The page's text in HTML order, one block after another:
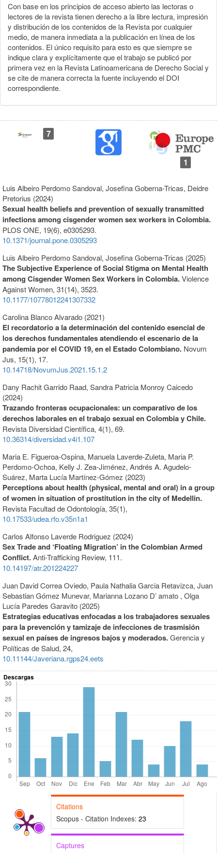
Con base en los principios de acceso abierto las lectoras o
lectores de la revista tienen derecho a la libre lectura, impresión
y distribución de los contenidos de la Revista por cualquier
medio, de manera inmediata a la publicación en línea de los
contenidos. El único requisito para esto es que siempre se
indique clara y explícitamente que el trabajo se publicó por
primera vez en la Revista Latinoamericana de Derecho Social y
se cite de manera correcta la fuente incluyendo el DOI
correspondiente.
7
1
Luis Albeiro Perdomo Sandoval, Josefina Goberna-Tricas, Deidre
Pretorius (2024)
Sexual health beliefs and prevention of sexually transmitted
infections among cisgender women sex workers in Colombia.
PLOS ONE, 19(6), e0305293.
10.1371/journal.pone.0305293
Luis Albeiro Perdomo Sandoval, Josefina Goberna-Tricas (2025)
The Subjective Experience of Social Stigma on Mental Health
among Cisgender Women Sex Workers in Colombia.Violence
Against Women, 31(14), 3523.
10.1177/10778012241307332
Carolina Blanco Alvarado (2021)
El recordatorio a la determinación del contenido esencial de
los derechos fundamentales atendiendo el escenario de la
pandemia por el COVID 19, en el Estado Colombiano. Novum
Jus, 15(1), 17.
10.14718/NovumJus.2021.15.1.2
Dany Rachit Garrido Raad, Sandra Patricia Monroy Caicedo
(2024)
Trazando fronteras ocupacionales: un comparativo de los
derechos laborales en el trabajo sexual en Colombia y Chile.
Revista Diversidad Científica, 4(1), 69.
10.36314/diversidad.v4i1.107
Maria E. Figueroa-Ospina, Manuela Laverde-Zuleta, Maria P.
Perdomo-Ochoa, Kelly J. Zea-Jiménez, Andrés A. Agudelo-
Suárez, Marta Lucía Martínez-Gómez (2023)
Perceptions about health (physical, mental and oral) in a group
of women in situation of prostitution in the city of Medellin.
Revista Facultad de Odontología, 35(1),
10.17533/udea.rfo.v35n1a1
Carlos Alfonso Laverde Rodriguez (2024)
Sex Trade and ‘Floating Migration’ in the Colombian Armed
Conflict.Anti-Trafficking Review, 111.
10.14197/atr.201224227
Juan David Correa Oviedo, Paula Nathalia Garcia Retavizca, Juan
Sebastian Gómez Munevar, Marianna Lozano D’ amato , Olga
Lucía Paredes Garavito (2025)
Estrategias educativas enfocadas a los trabajadores sexuales
para la prevención y tamizaje de infecciones de trasmisión
sexual en países de ingresos bajos y moderados.Gerencia y
Políticas de Salud, 24,
10.11144/Javeriana.rgps24.eets
Descargas
Citations
Scopus - Citation Indexes: 23
Captures